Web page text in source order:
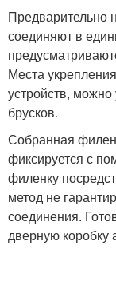
Предварительно
соединяют в
Места
устройств,
брусков.
Собранная
фиксируется с
филенку
метод не
соединения.
дверную коробку